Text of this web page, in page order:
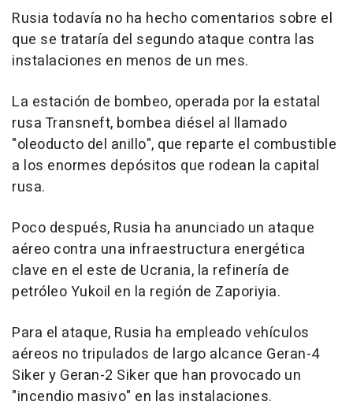
Rusia todavía no ha hecho comentarios sobre el
que se trataría del segundo ataque contra las
instalaciones en menos de un mes.
La estación de bombeo, operada por la estatal
rusa Transneft, bombea diésel al llamado
"oleoducto del anillo", que reparte el combustible
a los enormes depósitos que rodean la capital
rusa.
Poco después, Rusia ha anunciado un ataque
aéreo contra una infraestructura energética
clave en el este de Ucrania, la refinería de
petróleo Yukoil en la región de Zaporiyia.
Para el ataque, Rusia ha empleado vehículos
aéreos no tripulados de largo alcance Geran-4
Siker y Geran-2 Siker que han provocado un
"incendio masivo" en las instalaciones.